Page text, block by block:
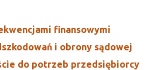
finansowymi
i obrony sądowej
do potrzeb przedsiębiorcy